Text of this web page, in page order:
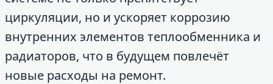
циркуляции, но и ускоряет коррозию
внутренних элементов теплообменника и
радиаторов, что в будущем повлечёт
новые расходы на ремонт.